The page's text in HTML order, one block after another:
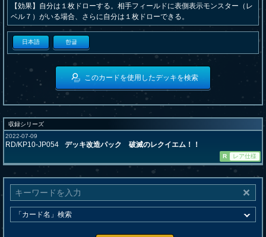
【効果】自分は１枚ドローする。相手フィールドに表側表示モンスター（レ
ベル７）がいる場合、さらに自分は１枚ドローできる。
日本語 한글
このカードを使用したデッキを検索
収録シリーズ
2022-07-09
RD/KP10-JP054 デッキ改造パック 破滅のレクイエム！！
R レア仕様